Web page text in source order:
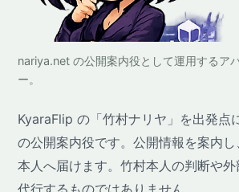
nariya.net の公開案内役として運用するア
ー。
KyaraFlip の「竹村ナリヤ」を出発点
の公開案内役です。公開情報を案内
本人へ届けます。竹村本人の判断や
代行するものではありません。